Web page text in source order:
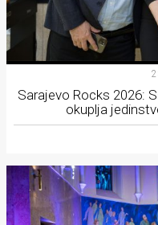
Sarajevo Rocks 2026:
okuplja